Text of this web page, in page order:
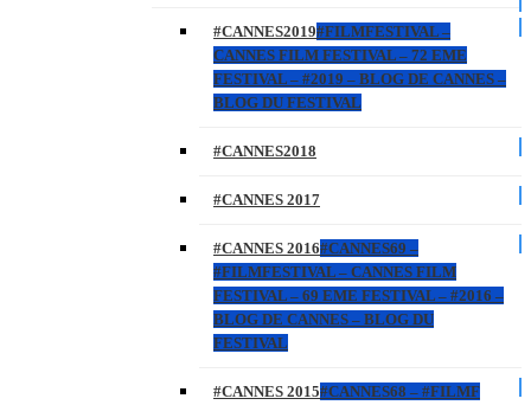
#CANNES2019#FILMFESTIVAL –
CANNES FILM FESTIVAL – 72 EME
FESTIVAL – #2019 – BLOG DE CANNES –
BLOG DU FESTIVAL
#CANNES2018
#CANNES 2017
#CANNES 2016#CANNES69 –
#FILMFESTIVAL – CANNES FILM
FESTIVAL – 69 EME FESTIVAL – #2016 –
BLOG DE CANNES – BLOG DU
FESTIVAL
#CANNES 2015#CANNES68 – #FILMF